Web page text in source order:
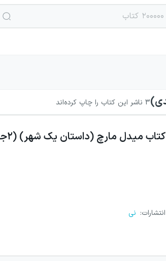
3 ناشر این کتاب را چاپ کرده‌اند
کتاب میدل مارچ (داستان یک شهر) (۲جلدی)
انتشارات: نی